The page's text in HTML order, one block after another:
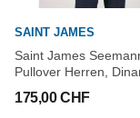
SAINT JAMES
Saint James
Pullover Herren,
175,00 CHF